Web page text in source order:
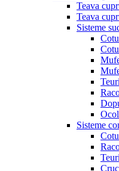
Teava
Teava
Sisteme
Sisteme